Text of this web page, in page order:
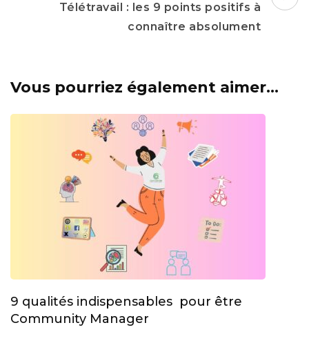
Télétravail : les 9 points positifs à
connaître absolument
Vous pourriez également aimer...
9 qualités indispensables pour être
Community Manager